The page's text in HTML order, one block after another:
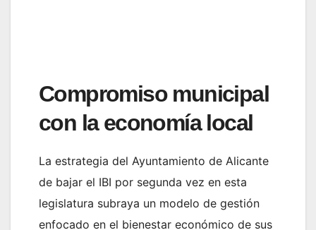
Compromiso municipal
con la economía local
La estrategia del Ayuntamiento de Alicante
de bajar el IBI por segunda vez en esta
legislatura subraya un modelo de gestión
enfocado en el bienestar económico de sus